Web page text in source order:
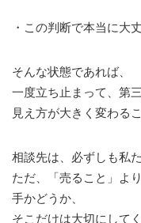
・この判断で本当に大
そんな状態であれば、
一度立ち止まって、第
見え方が大きく変わる
相談先は、必ずしも私
ただ、「売ること」よ
手かどうか、
そこだけは大切にしてく